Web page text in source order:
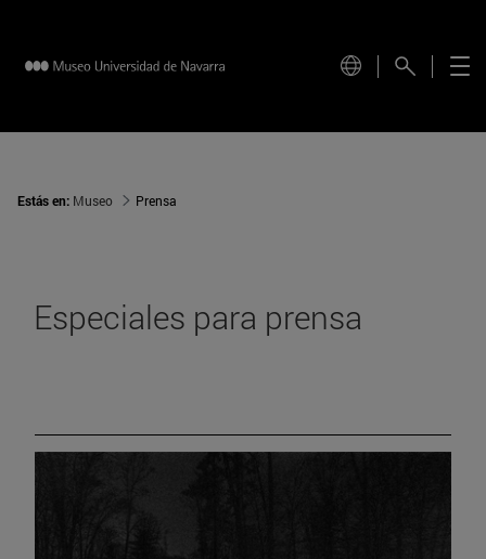
Estás en: Museo Prensa
Especiales para prensa